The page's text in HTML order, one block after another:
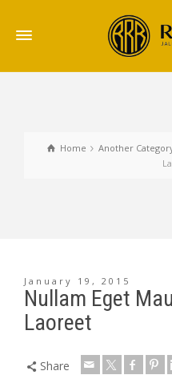
Home Another
January 19, 2015
Nullam Eget
Laoreet
Share